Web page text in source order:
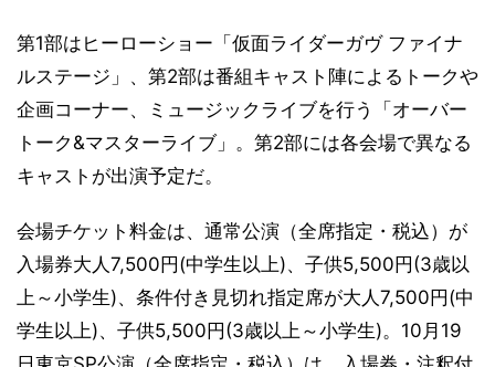
第1部はヒーローショー「仮面ライダーガヴ ファイナ
ルステージ」、第2部は番組キャスト陣によるトークや
企画コーナー、ミュージックライブを行う「オーバー
トーク&マスターライブ」。第2部には各会場で異なる
キャストが出演予定だ。
会場チケット料金は、通常公演（全席指定・税込）が
入場券大人7,500円(中学生以上)、子供5,500円(3歳以
上～小学生)、条件付き見切れ指定席が大人7,500円(中
学生以上)、子供5,500円(3歳以上～小学生)。10月19